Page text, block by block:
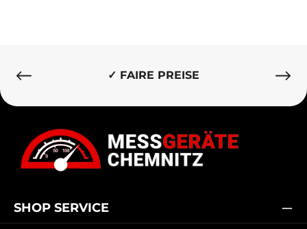
✓ FAIRE PREISE
SHOP SERVICE